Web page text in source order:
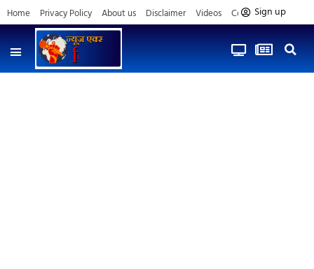
Home Privacy Policy About us Disclaimer Videos Contact us
Sign up